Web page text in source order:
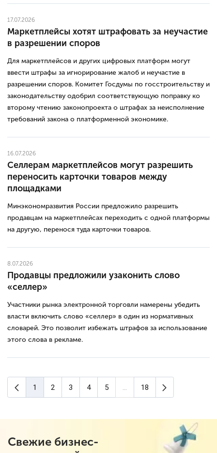
17.07.2026
Маркетплейсы хотят штрафовать за неучастие
в разрешении споров
Для маркетплейсов и других цифровых платформ могут
ввести штрафы за игнорирование жалоб и неучастие в
разрешении споров. Комитет Госдумы по госстроительству и
законодательству одобрил соответствующую поправку ко
второму чтению законопроекта о штрафах за неисполнение
требований закона о платформенной экономике.
16.07.2026
Селлерам маркетплейсов могут разрешить
переносить карточки товаров между
площадками
Минэкономразвития России предложило разрешить
продавцам на маркетплейсах переходить с одной платформы
на другую, перенося туда карточки товаров.
8.07.2026
Продавцы предложили узаконить слово
«селлер»
Участники рынка электронной торговли намерены убедить
власти включить слово «селлер» в один из нормативных
словарей. Это позволит избежать штрафов за использование
этого слова в рекламе.
Предыдущая страница
1 2 3 4 5 18
Свежие бизнес-